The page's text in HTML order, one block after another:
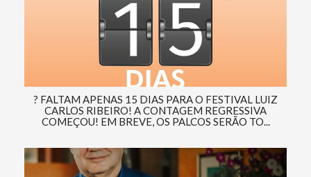
? FALTAM APENAS 15 DIAS PARA O FESTIVAL LUIZ
CARLOS RIBEIRO! A CONTAGEM REGRESSIVA
COMEÇOU! EM BREVE, OS PALCOS SERÃO TO...